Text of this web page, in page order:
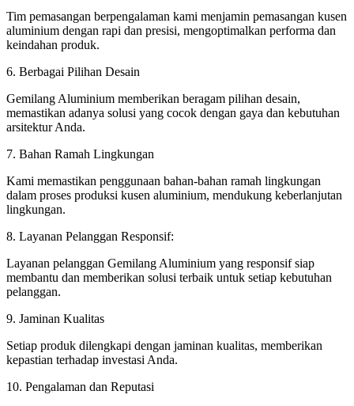
Tim pemasangan berpengalaman kami menjamin pemasangan kusen
aluminium dengan rapi dan presisi, mengoptimalkan performa dan
keindahan produk.
6. Berbagai Pilihan Desain
Gemilang Aluminium memberikan beragam pilihan desain,
memastikan adanya solusi yang cocok dengan gaya dan kebutuhan
arsitektur Anda.
7. Bahan Ramah Lingkungan
Kami memastikan penggunaan bahan-bahan ramah lingkungan
dalam proses produksi kusen aluminium, mendukung keberlanjutan
lingkungan.
8. Layanan Pelanggan Responsif:
Layanan pelanggan Gemilang Aluminium yang responsif siap
membantu dan memberikan solusi terbaik untuk setiap kebutuhan
pelanggan.
9. Jaminan Kualitas
Setiap produk dilengkapi dengan jaminan kualitas, memberikan
kepastian terhadap investasi Anda.
10. Pengalaman dan Reputasi